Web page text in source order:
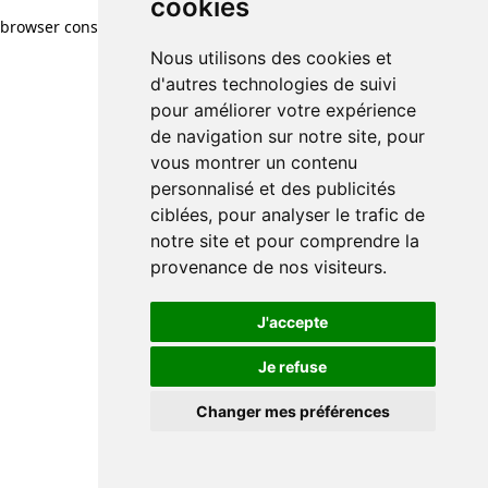
cookies
Nous utilisons des cookies et
d'autres technologies de suivi
pour améliorer votre expérience
de navigation sur notre site, pour
vous montrer un contenu
personnalisé et des publicités
ciblées, pour analyser le trafic de
notre site et pour comprendre la
provenance de nos visiteurs.
J'accepte
Je refuse
Changer mes préférences
browser console for more information)